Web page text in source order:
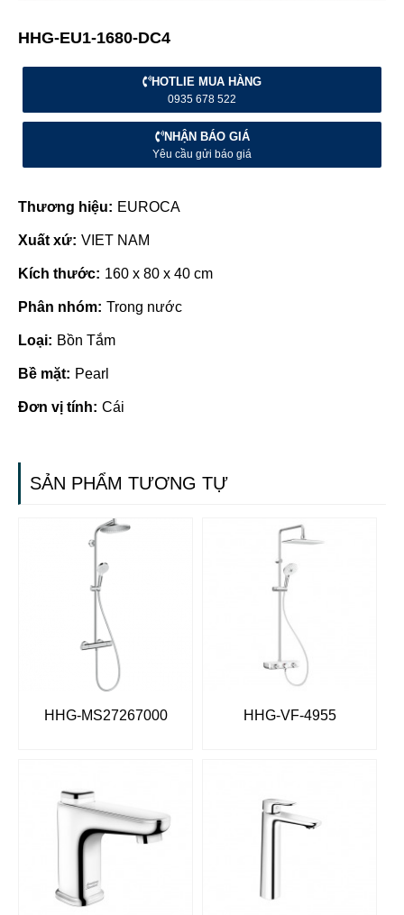
HHG-EU1-1680-DC4
HOTLIE MUA HÀNG
0935 678 522
NHẬN BÁO GIÁ
Yêu cầu gửi báo giá
Thương hiệu: EUROCA
Xuất xứ: VIET NAM
Kích thước: 160 x 80 x 40 cm
Phân nhóm: Trong nước
Loại: Bồn Tắm
Bề mặt: Pearl
Đơn vị tính: Cái
SẢN PHẨM TƯƠNG TỰ
HHG-MS27267000 HHG-VF-4955